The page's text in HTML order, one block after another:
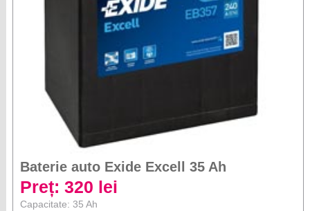
Baterie auto Exide Excell 35 Ah
Preț: 320 lei
Capacitate: 35 Ah